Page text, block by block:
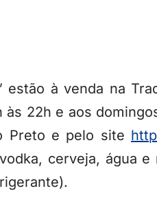
estão à venda na
22h e aos
Preto e pelo site
cerveja, água